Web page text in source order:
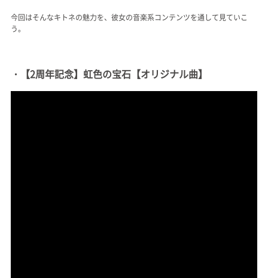
今回はそんなキトネの魅力を、彼女の音楽系コンテンツを通して見ていこ
う。
・【2周年記念】虹色の宝石【オリジナル曲】